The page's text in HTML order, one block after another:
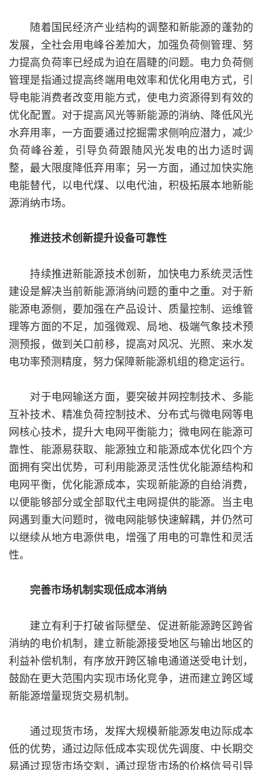
随着国民经济产业结构的调整和新能源的蓬勃的
发展，全社会用电峰谷差加大，加强负荷侧管理、努
力提高负荷率已经成为迫在眉睫的问题。电力负荷侧
管理是指通过提高终端用电效率和优化用电方式，引
导电能消费者改变用能方式，使电力资源得到有效的
优化配置。对于提高风光等新能源的消纳、降低风光
水弃用率，一方面要通过挖掘需求侧响应潜力，减少
负荷峰谷差，引导负荷跟随风光发电的出力适时调
整，最大限度降低弃用率；另一方面，通过加快实施
电能替代，以电代煤、以电代油，积极拓展本地新能
源消纳市场。
推进技术创新提升设备可靠性
持续推进新能源技术创新，加快电力系统灵活性
建设是解决当前新能源消纳问题的重中之重。对于新
能源电源侧，要加强在产品设计、质量控制、运维管
理等方面的不足，加强微观、局地、极端气象技术预
测预报，做到关口前移，提高对风况、光照、来水发
电功率预测精度，努力保障新能源机组的稳定运行。
对于电网输送方面，要突破并网控制技术、多能
互补技术、精准负荷控制技术、分布式与微电网等电
网核心技术，提升大电网平衡能力；微电网在能源可
靠性、能源易获取、能源独立和能源成本优化四个方
面拥有突出优势，可利用能源灵活性优化能源结构和
电网平衡，优化能源成本，实现新能源的自给消费，
以便能够部分或全部取代主电网提供的能源。当主电
网遇到重大问题时，微电网能够快速解耦，并仍然可
以继续从地方电源供电，增强了用电的可靠性和灵活
性。
完善市场机制实现低成本消纳
建立有利于打破省际壁垒、促进新能源跨区跨省
消纳的电价机制，建立新能源接受地区与输出地区的
利益补偿机制，有序放开跨区输电通道送受电计划，
鼓励在更大范围内实现市场化竞争，进而建立跨区域
新能源增量现货交易机制。
通过现货市场，发挥大规模新能源发电边际成本
低的优势，通过边际低成本实现优先调度、中长期交
易通过现货市场交割，通过现货市场的价格信号引导